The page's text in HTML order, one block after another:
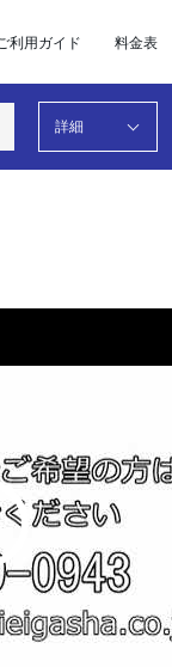
利用ガイド 料金表
詳細